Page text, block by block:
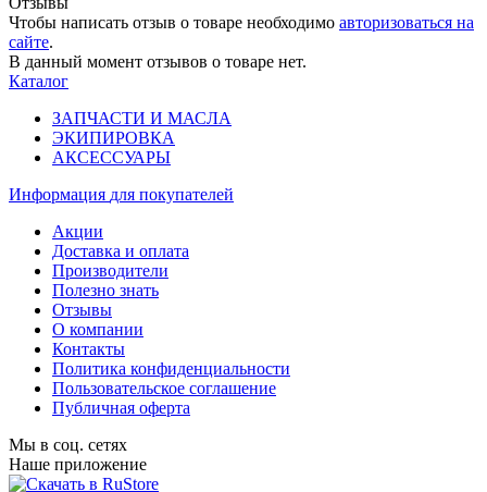
Чтобы написать отзыв о товаре необходимо авторизоваться на
сайте.
В данный момент отзывов о товаре нет.
Каталог
ЗАПЧАСТИ И МАСЛА
ЭКИПИРОВКА
АКСЕССУАРЫ
Информация для покупателей
Акции
Доставка и оплата
Производители
Полезно знать
Отзывы
О компании
Контакты
Политика конфиденциальности
Пользовательское соглашение
Публичная оферта
Мы в соц. сетях
Наше приложение